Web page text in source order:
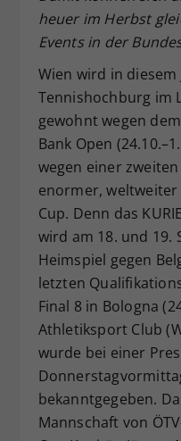
heuer im Herbst
Events in der
Wien wird in
Tennishochburg im
gewohnt wegen
Bank Open
wegen einer
enormer,
Cup. Denn das
wird am 18. und 19.
Heimspiel gegen
letzten
Final 8 in Bologna
Athletiksport Club
wurde bei einer
bekanntgegeben.
Mannschaft von
Zweck
Dieser
hat.